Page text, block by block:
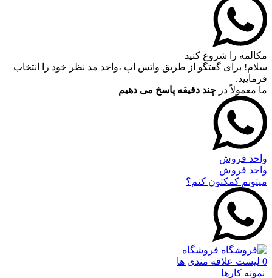
مکالمه را شروع کنید
سلام! برای گفتگو از طریق واتس اپ ،واحد مد نظر خود را انتخاب
فرمایید.
ما معمولاً در چند دقیقه پاسخ می دهیم
واحد فروش
واحد فروش
میتونم کمکتون کنم؟
فروشگاه
0 لیست علاقه مندی ها
نمونه کارها